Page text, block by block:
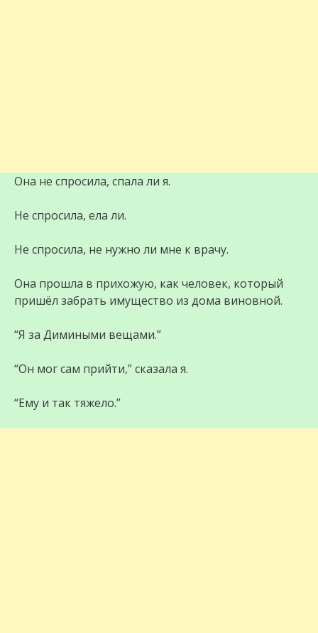
Она не спросила, спала ли я.
Не спросила, ела ли.
Не спросила, не нужно ли мне к врачу.
Она прошла в прихожую, как человек, который
пришёл забрать имущество из дома виновной.
“Я за Димиными вещами.”
“Он мог сам прийти,” сказала я.
“Ему и так тяжело.”